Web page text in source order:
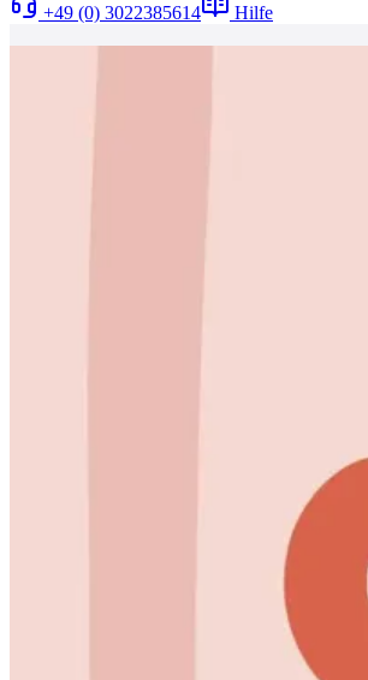
+49 (0) 3022385614 Hilfe